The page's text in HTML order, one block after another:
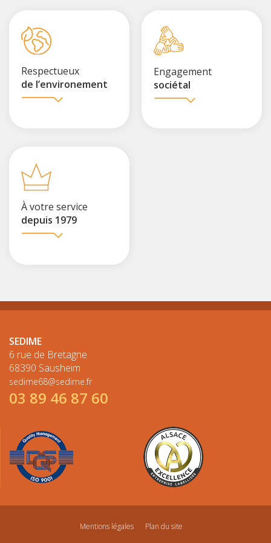
Respectueux
de l’environement
Engagement
sociétal
À votre service
depuis 1979
SEDIME
6 rue de Bretagne
68390 Sausheim
sedime68@sedime.fr
03 89 46 87 60
Mentions légales Plan du site